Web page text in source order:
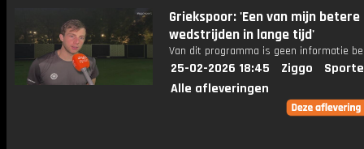
Griekspoor: 'Een van mijn betere
wedstrijden in lange tijd'
Van dit programma is geen informatie
25-02-2026 18:45 Ziggo
Alle afleveringen